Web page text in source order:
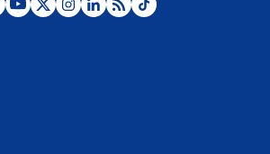
Las seis de las 6 con Juan Lozano |